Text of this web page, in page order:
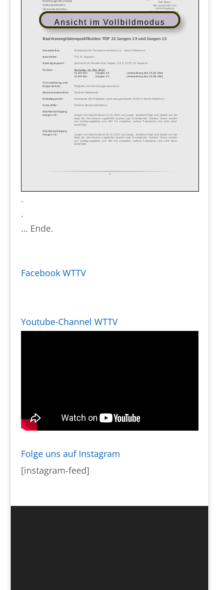
Ansicht im Vollbildmodus
.
.
… Ende.
Facebook WTTV
Youtube-Channel WTTV
Folge uns auf Instagram
[instagram-feed]